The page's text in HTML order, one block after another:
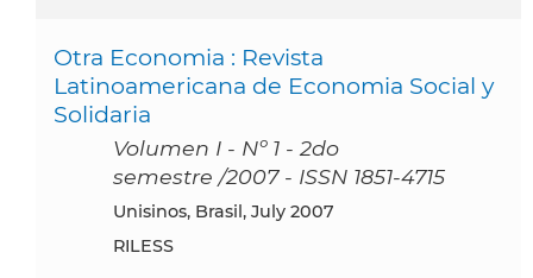
Otra Economia : Revista
Latinoamericana de Economia Social y
Solidaria
Volumen I - Nº 1 - 2do
semestre /2007 - ISSN 1851-4715
Unisinos, Brasil, July 2007
RILESS